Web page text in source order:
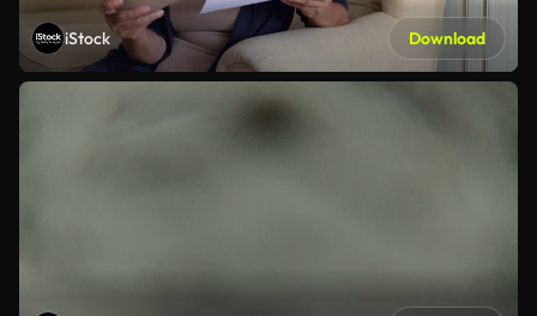
iStock Download